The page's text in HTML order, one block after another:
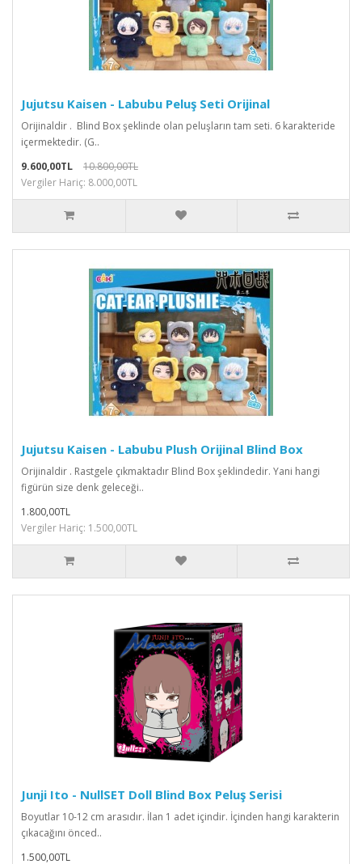
Jujutsu Kaisen - Labubu Peluş Seti Orijinal
Orijinaldir . Blind Box şeklinde olan peluşların tam seti. 6 karakteride
içermektedir. (G..
9.600,00TL
10.800,00TL
Vergiler Hariç: 8.000,00TL
Jujutsu Kaisen - Labubu Plush Orijinal Blind Box
Orijinaldir . Rastgele çıkmaktadır Blind Box şeklindedir. Yani hangi
figürün size denk geleceği..
1.800,00TL
Vergiler Hariç: 1.500,00TL
Junji Ito - NullSET Doll Blind Box Peluş Serisi
Boyutlar 10-12 cm arasıdır. İlan 1 adet içindir. İçinden hangi karakterin
çıkacağını önced..
1.500,00TL